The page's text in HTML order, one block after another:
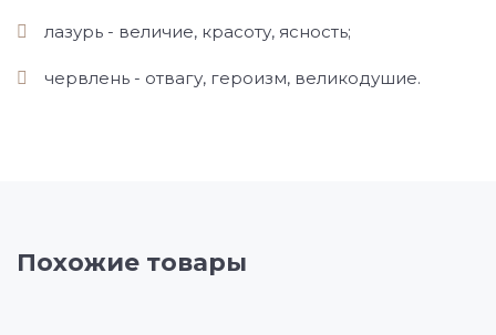
лазурь - величие, красоту, ясность;
червлень - отвагу, героизм, великодушие.
Похожие товары